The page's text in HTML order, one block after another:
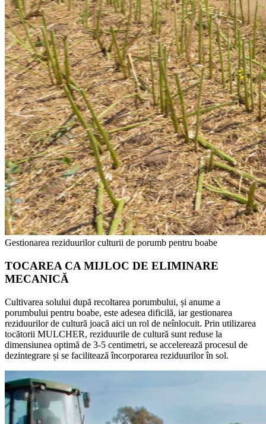
Gestionarea reziduurilor culturii de porumb pentru boabe
TOCAREA CA MIJLOC DE ELIMINARE
MECANICĂ
Cultivarea solului după recoltarea porumbului, și anume a
porumbului pentru boabe, este adesea dificilă, iar gestionarea
reziduurilor de cultură joacă aici un rol de neînlocuit. Prin utilizarea
tocătorii MULCHER, reziduurile de cultură sunt reduse la
dimensiunea optimă de 3-5 centimetri, se accelerează procesul de
dezintegrare și se facilitează încorporarea reziduurilor în sol.